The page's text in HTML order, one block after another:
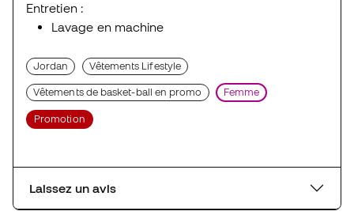
Entretien :
Lavage en machine
Jordan Vêtements Lifestyle
Vêtements de basket-ball en promo Femme
Promotion
Laissez un avis